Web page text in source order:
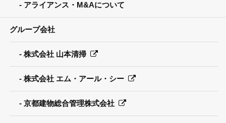
アライアンス・M&Aについて
グループ会社
株式会社 山本清掃
株式会社 エム・アール・シー
京都建物総合管理株式会社